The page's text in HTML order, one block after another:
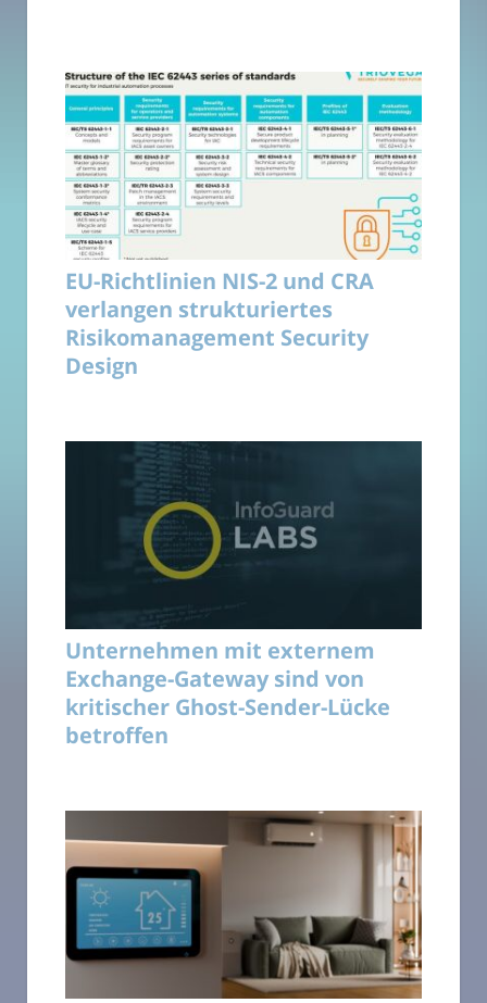
EU-Richtlinien NIS-2 und CRA
verlangen strukturiertes
Risikomanagement Security
Design
Unternehmen mit externem
Exchange-Gateway sind von
kritischer Ghost-Sender-Lücke
betroffen